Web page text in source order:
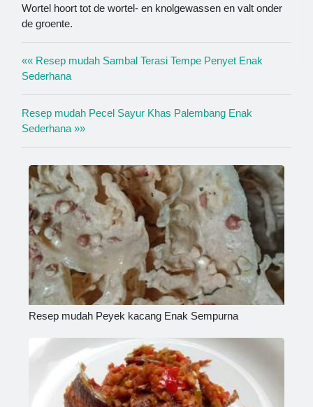
Wortel hoort tot de wortel- en knolgewassen en valt onder
de groente.
«« Resep mudah Sambal Terasi Tempe Penyet Enak
Sederhana
Resep mudah Pecel Sayur Khas Palembang Enak
Sederhana »»
Resep mudah Peyek kacang Enak Sempurna